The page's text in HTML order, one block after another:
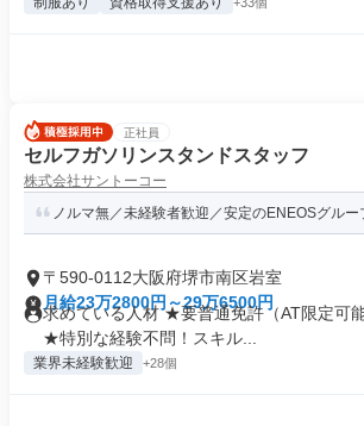
正社員
セルフガソリンスタンドスタッフ
株式会社サントーコー
ノルマ無／未経験者歓迎／安定のENEOSグルー
〒590-0112大阪府堺市南区岩室
月給23万2800円～29万6500円
求めている人材 ★要普通免許（AT限定可
★特別な経験不問！スキル...
業界未経験歓迎 +28個